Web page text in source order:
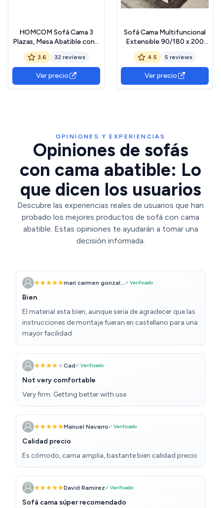
HOMCOM Sofá Cama 3
Plazas, Mesa Abatible con 2
Soportes para Vasos,
181x77x78 cm, Sofá Cama
con Respaldo Ajustable,
Apertura Clik-Clak,
Reposabrazos
3.6 32 reviews
Ver precio
Sofá Cama Multifuncional
Extensible 90/180 x 200
cm, sofá de 2 plazas con
función de Dormir y somier,
tapizado en Terciopelo,
Ideal para salón y
habitación de Invitados (sin
4.5 5 reviews
Ver precio
OPINIONES Y EXPERIENCIAS
Opiniones de sofás
con cama abatible: Lo
que dicen los usuarios
Descubre las experiencias reales de usuarios que han
probado los mejores productos de sofá con cama
abatible. Estas opiniones te ayudarán a tomar una
decisión informada.
mari carmen gonzal... ✓ Verificado
Bien
El material esta bien, aunque seria de agradecer que las
instrucciones de montaje fueran en castellano para una
mayor facilidad
Cad✓ Verificado
Not very comfortable
Very firm. Getting better with use
Manuel Navarro✓ Verificado
Calidad precio
Es cómodo, cama amplia, bastante bien calidad precio
David Ramirez✓ Verificado
Sofá cama súper recomendado